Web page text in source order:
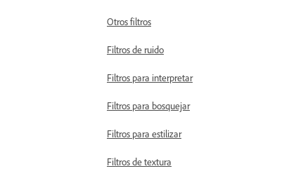
Otros filtros
Filtros de ruido
Filtros para interpretar
Filtros para bosquejar
Filtros para estilizar
Filtros de textura